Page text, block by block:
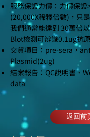
服務保證力價：力價保證
(20,000X稀釋倍數)，只
我們通常能達到 30萬倍
Blot檢測可辨識0.1ug抗
交貨項目：pre-sera，
Plasmid(2ug)
結案報告：QC說明書、
data
返回前